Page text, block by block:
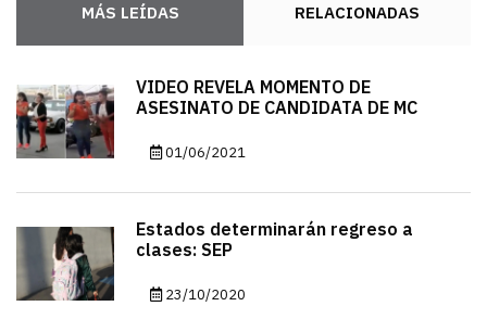
MÁS LEÍDAS RELACIONADAS
VIDEO REVELA MOMENTO DE
ASESINATO DE CANDIDATA DE MC
01/06/2021
Estados determinarán regreso a
clases: SEP
23/10/2020